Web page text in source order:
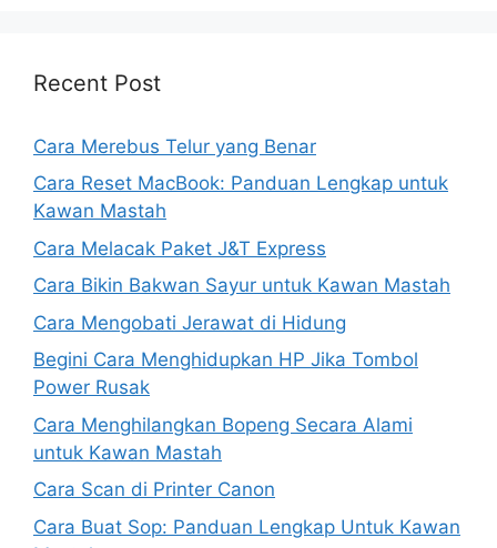
Recent Post
Cara Merebus Telur yang Benar
Cara Reset MacBook: Panduan Lengkap untuk
Kawan Mastah
Cara Melacak Paket J&T Express
Cara Bikin Bakwan Sayur untuk Kawan Mastah
Cara Mengobati Jerawat di Hidung
Begini Cara Menghidupkan HP Jika Tombol
Power Rusak
Cara Menghilangkan Bopeng Secara Alami
untuk Kawan Mastah
Cara Scan di Printer Canon
Cara Buat Sop: Panduan Lengkap Untuk Kawan